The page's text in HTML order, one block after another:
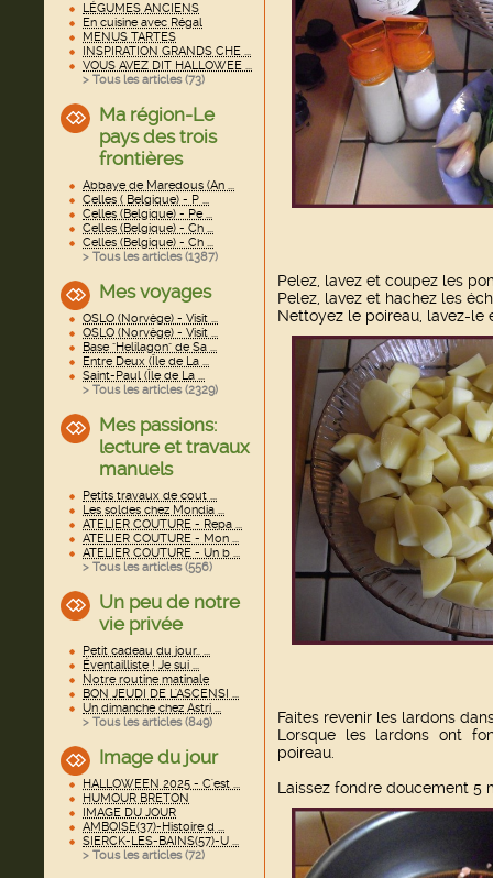
LÉGUMES ANCIENS
En cuisine avec Régal
MENUS TARTES
INSPIRATION GRANDS CHE ...
VOUS AVEZ DIT HALLOWEE ...
> Tous les articles (73)
Ma région-Le
pays des trois
frontières
Abbaye de Maredous (An ...
Celles ( Belgique) - P ...
Celles (Belgique) - Pe ...
Celles (Belgique) - Ch ...
Celles (Belgique) - Ch ...
> Tous les articles (1387)
Mes voyages
OSLO (Norvège) - Visit ...
OSLO (Norvège) - Visit ...
Base "Helilagon" de Sa ...
Entre Deux (Île de La ...
Saint-Paul (Île de La ...
> Tous les articles (2329)
Mes passions:
lecture et travaux
manuels
Petits travaux de cout ...
Les soldes chez Mondia ...
ATELIER COUTURE - Repa ...
ATELIER COUTURE - Mon ...
ATELIER COUTURE - Un b ...
> Tous les articles (556)
Un peu de notre
vie privée
Petit cadeau du jour.. ...
Éventailliste ! Je sui ...
Notre routine matinale
BON JEUDI DE L'ASCENSI ...
Un dimanche chez Astri ...
> Tous les articles (849)
Image du jour
HALLOWEEN 2025 - C'est ...
HUMOUR BRETON
IMAGE DU JOUR
AMBOISE(37)-Histoire d ...
SIERCK-LES-BAINS(57)-U ...
> Tous les articles (72)
Pelez, lavez et coupez les
Pelez, lavez et hachez les
Nettoyez le poireau, lavez-le
Faites revenir les lardons
Lorsque les lardons ont
poireau.
Laissez fondre doucement 5